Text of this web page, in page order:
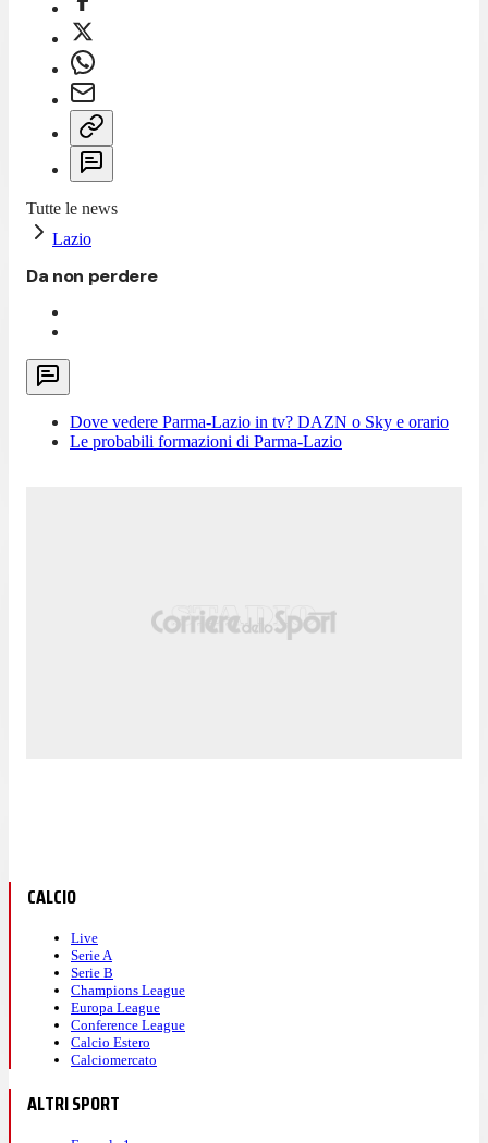
Tutte le news
Lazio
Da non perdere
Dove vedere Parma-Lazio in tv? DAZN o Sky e orario
Le probabili formazioni di Parma-Lazio
CALCIO
Live
Serie A
Serie B
Champions League
Europa League
Conference League
Calcio Estero
Calciomercato
ALTRI SPORT